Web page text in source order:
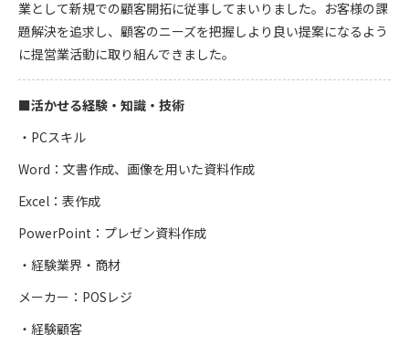
業として新規での顧客開拓に従事してまいりました。お客様の課
題解決を追求し、顧客のニーズを把握しより良い提案になるよう
に提営業活動に取り組んできました。
■活かせる経験・知識・技術
・PCスキル
Word：文書作成、画像を用いた資料作成
Excel：表作成
PowerPoint：プレゼン資料作成
・経験業界・商材
メーカー：POSレジ
・経験顧客